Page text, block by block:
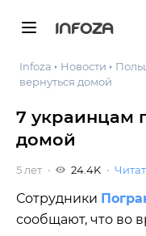
INFOZA
Infoza Новости
вернуться домой
7 украинцам
домой
5 лет 24.4K
Сотрудники
сообщают, что во